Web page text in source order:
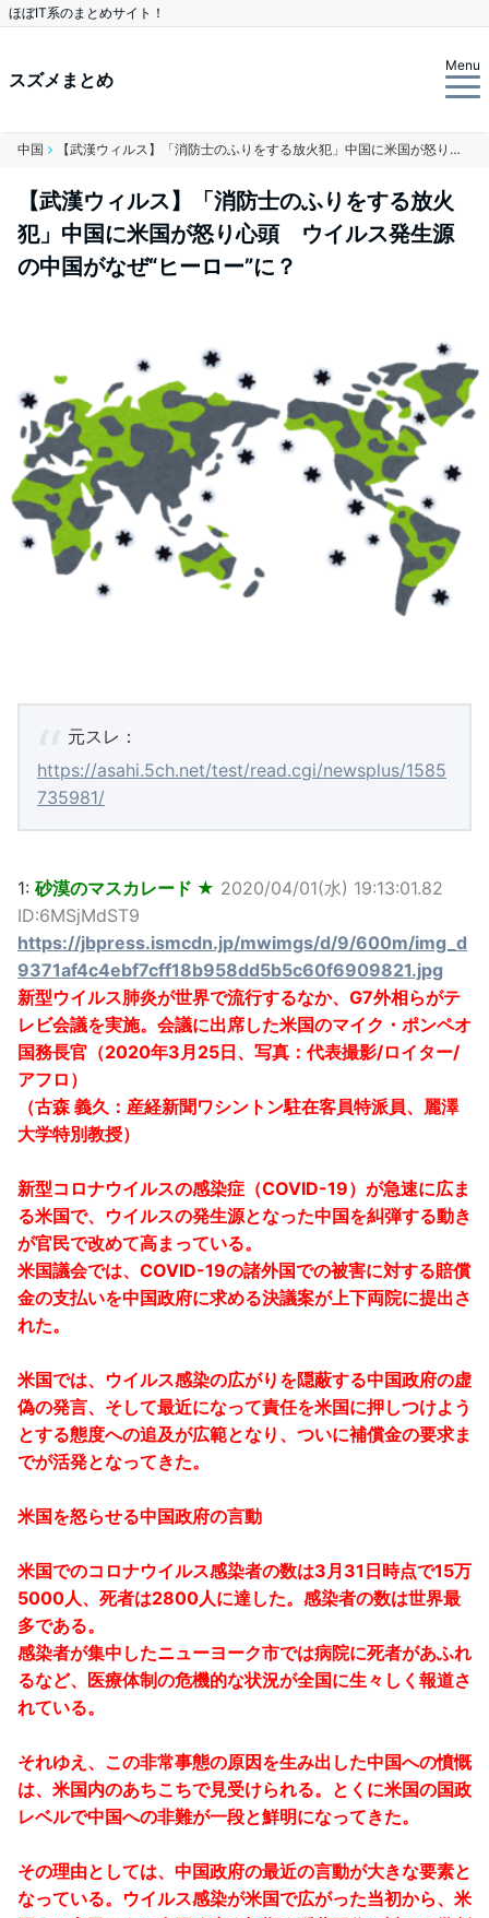
ほぼIT系のまとめサイト！
スズメまとめ
Menu
中国 【武漢ウィルス】「消防士のふりをする放火犯」中国に米国が怒り心頭 ウイルス発生源の中国がなぜ“ヒーロー”に？
【武漢ウィルス】「消防士のふりをする放火
犯」中国に米国が怒り心頭 ウイルス発生源
の中国がなぜ“ヒーロー”に？
元スレ：
https://asahi.5ch.net/test/read.cgi/newsplus/1585
735981/
1: 砂漠のマスカレード ★ 2020/04/01(水) 19:13:01.82
ID:6MSjMdST9
https://jbpress.ismcdn.jp/mwimgs/d/9/600m/img_d
9371af4c4ebf7cff18b958dd5b5c60f6909821.jpg
新型ウイルス肺炎が世界で流行するなか、G7外相らがテ
レビ会議を実施。会議に出席した米国のマイク・ポンペオ
国務長官（2020年3月25日、写真：代表撮影/ロイター/
アフロ）
（古森 義久：産経新聞ワシントン駐在客員特派員、麗澤
大学特別教授）
新型コロナウイルスの感染症（COVID-19）が急速に広ま
る米国で、ウイルスの発生源となった中国を糾弾する動き
が官民で改めて高まっている。
米国議会では、COVID-19の諸外国での被害に対する賠償
金の支払いを中国政府に求める決議案が上下両院に提出さ
れた。
米国では、ウイルス感染の広がりを隠蔽する中国政府の虚
偽の発言、そして最近になって責任を米国に押しつけよう
とする態度への追及が広範となり、ついに補償金の要求ま
でが活発となってきた。
米国を怒らせる中国政府の言動
米国でのコロナウイルス感染者の数は3月31日時点で15万
5000人、死者は2800人に達した。感染者の数は世界最
多である。
感染者が集中したニューヨーク市では病院に死者があふれ
るなど、医療体制の危機的な状況が全国に生々しく報道さ
れている。
それゆえ、この非常事態の原因を生み出した中国への憤慨
は、米国内のあちこちで見受けられる。とくに米国の国政
レベルで中国への非難が一段と鮮明になってきた。
その理由としては、中国政府の最近の言動が大きな要素と
なっている。ウイルス感染が米国で広がった当初から、米